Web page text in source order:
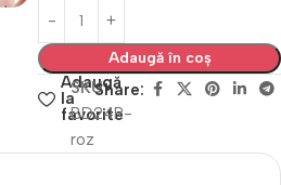
Adaugă în coș
Adaugă
la
favorite
SKU
BD24R-
roz
Share: